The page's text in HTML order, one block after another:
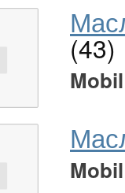
(43)
Mobil
Mobil